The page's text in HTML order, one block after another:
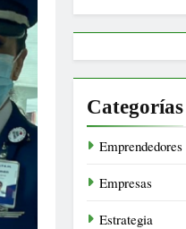
Categorías
Emprendedores
Empresas
Estrategia